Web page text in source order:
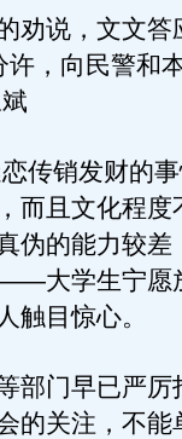
说，文文答
，向民警和
销发财的事
而且文化程度
伪的能力较差
大学生宁愿
触目惊心。
门早已严厉
的关注，不能